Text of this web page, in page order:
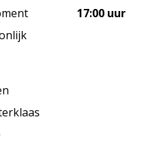
17:00 uur